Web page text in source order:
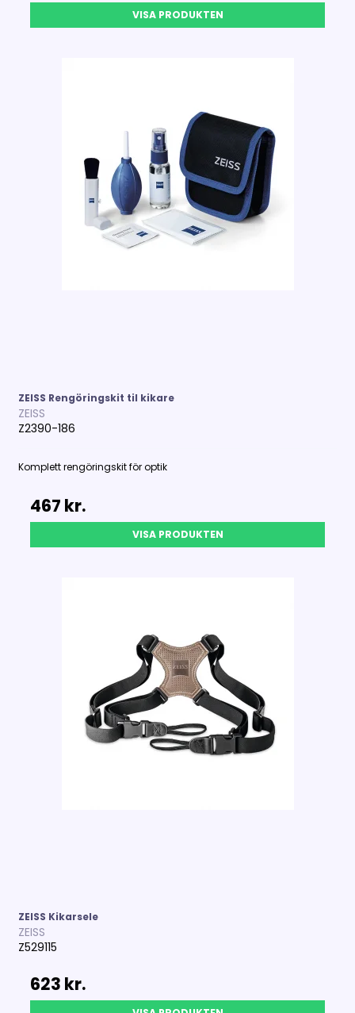
VISA PRODUKTEN
ZEISS Rengöringskit til kikare
ZEISS
Z2390-186
Komplett rengöringskit för optik
467 kr.
VISA PRODUKTEN
ZEISS Kikarsele
ZEISS
Z529115
623 kr.